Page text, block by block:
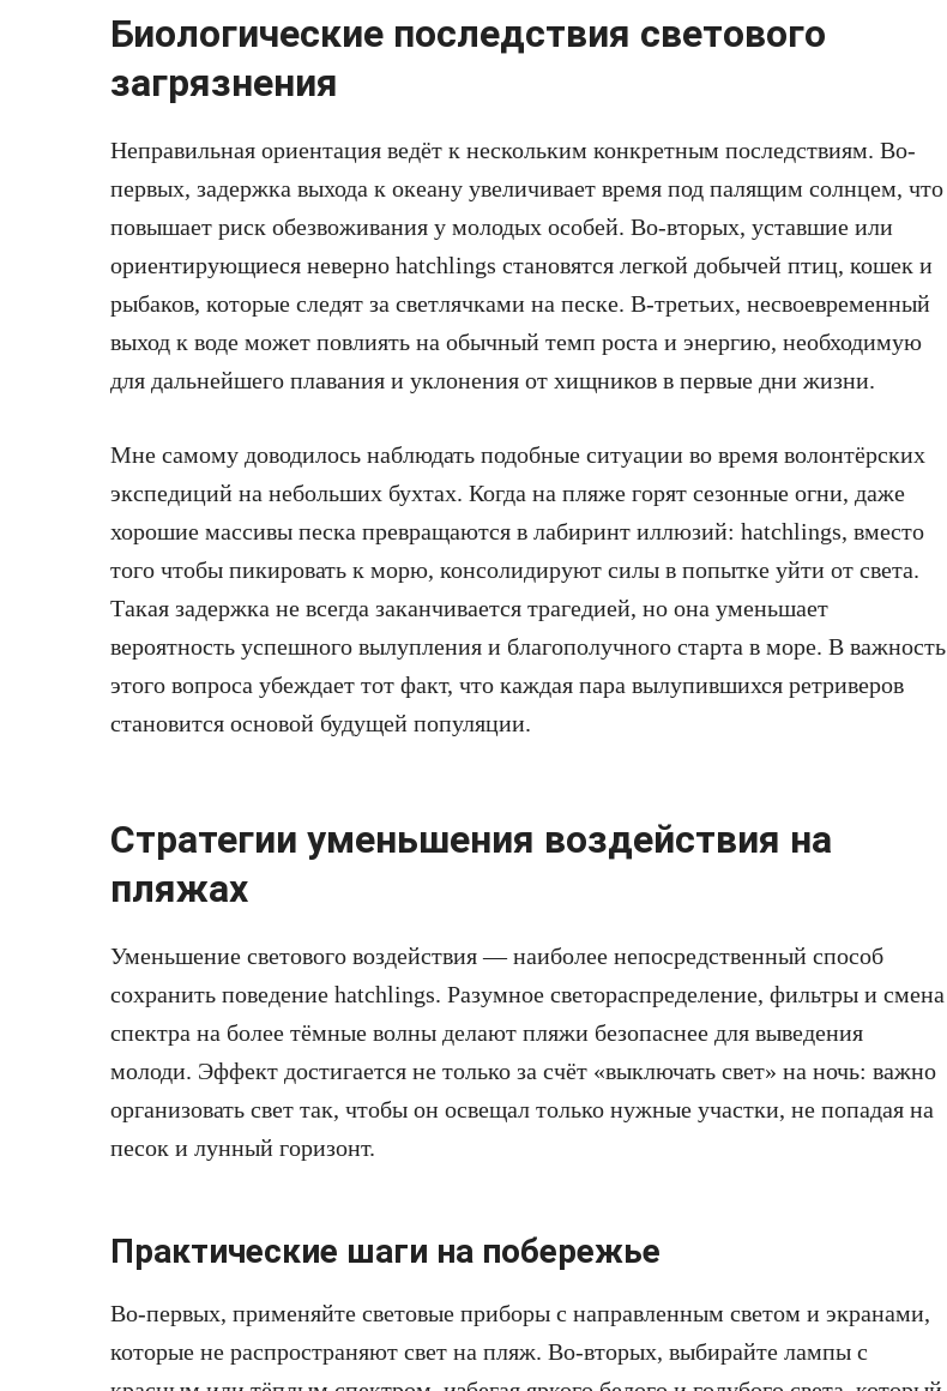
Биологические последствия светового
загрязнения
Неправильная ориентация ведёт к нескольким конкретным последствиям. Во-
первых, задержка выхода к океану увеличивает время под палящим солнцем, что
повышает риск обезвоживания у молодых особей. Во-вторых, уставшие или
ориентирующиеся неверно hatchlings становятся легкой добычей птиц, кошек и
рыбаков, которые следят за светлячками на песке. В-третьих, несвоевременный
выход к воде может повлиять на обычный темп роста и энергию, необходимую
для дальнейшего плавания и уклонения от хищников в первые дни жизни.
Мне самому доводилось наблюдать подобные ситуации во время волонтёрских
экспедиций на небольших бухтах. Когда на пляже горят сезонные огни, даже
хорошие массивы песка превращаются в лабиринт иллюзий: hatchlings, вместо
того чтобы пикировать к морю, консолидируют силы в попытке уйти от света.
Такая задержка не всегда заканчивается трагедией, но она уменьшает
вероятность успешного вылупления и благополучного старта в море. В важность
этого вопроса убеждает тот факт, что каждая пара вылупившихся ретриверов
становится основой будущей популяции.
Стратегии уменьшения воздействия на
пляжах
Уменьшение светового воздействия — наиболее непосредственный способ
сохранить поведение hatchlings. Разумное светораспределение, фильтры и смена
спектра на более тёмные волны делают пляжи безопаснее для выведения
молоди. Эффект достигается не только за счёт «выключать свет» на ночь: важно
организовать свет так, чтобы он освещал только нужные участки, не попадая на
песок и лунный горизонт.
Практические шаги на побережье
Во-первых, применяйте световые приборы с направленным светом и экранами,
которые не распространяют свет на пляж. Во-вторых, выбирайте лампы с